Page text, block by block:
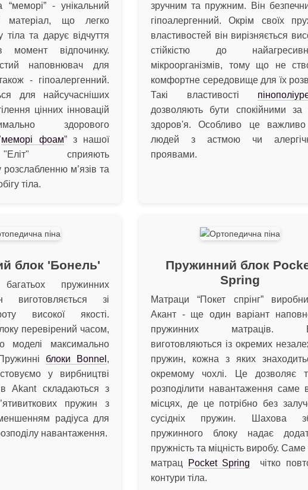
“меморі” - унікальний
матеріал, що легко
та дарує відчуття
момент відпочинку.
наповнювач для
- гіпоалергенний.
для найсучасніших
цінних інновацій
здорового
меморі фоам” з нашої
сприяють
м’язів та
тіла.
зручним та пружним. Він
гіпоалергенний. Окрім своїх
властивостей він вирізняється
стійкістю до
мікроорганізмів, тому що не
комфортне середовище для їх
Такі властивості
дозволяють бути спокійними за
здоров'я. Особливо це
людей з астмою чи
проявами.
блок 'Бонель'
пружинних
виготовляється зі
високої якості.
перевірений часом,
моделі максимально
блоки Bonnel ,
у вирбництві
Akant складаються з
пружин з
радіуса для
навантаження.
Пружинний блок
Spring
Матраци “Покет спрінг”
Акант - ще один варіант
пружинних матраців.
виготовляються із окремих
пружин, кожна з яких
окремому чохлі. Це дозволяє
розподілити навантаження саме
місцях, де це потрібно без
сусідніх пружин. Шахова
пружинного блоку надає
пружність та міцність виробу.
матрац
Pocket Spring чітко
контури тіла.